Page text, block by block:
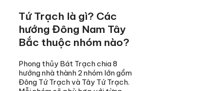
Tứ Trạch là gì? Các
hướng Đông Nam Tây
Bắc thuộc nhóm nào?
Phong thủy Bát Trạch chia 8
hướng nhà thành 2 nhóm lớn gồm
Đông Tứ Trạch và Tây Tứ Trạch.